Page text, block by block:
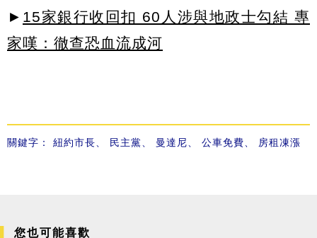
► 15家銀行收回扣 60人涉與地政士勾結 專
家嘆：徹查恐血流成河
關鍵字： 紐約市長、 民主黨、 曼達尼、 公車免費、 房租凍漲
您也可能喜歡